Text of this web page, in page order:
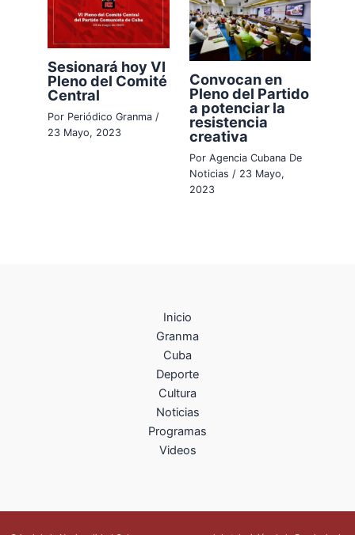
Sesionará hoy VI
Pleno del Comité
Central
Por Periódico Granma/
23 Mayo, 2023
Convocan en
Pleno del Partido
a potenciar la
resistencia
creativa
Por Agencia Cubana De
Noticias / 23 Mayo,
2023
Inicio
Granma
Cuba
Deporte
Cultura
Noticias
Programas
Videos